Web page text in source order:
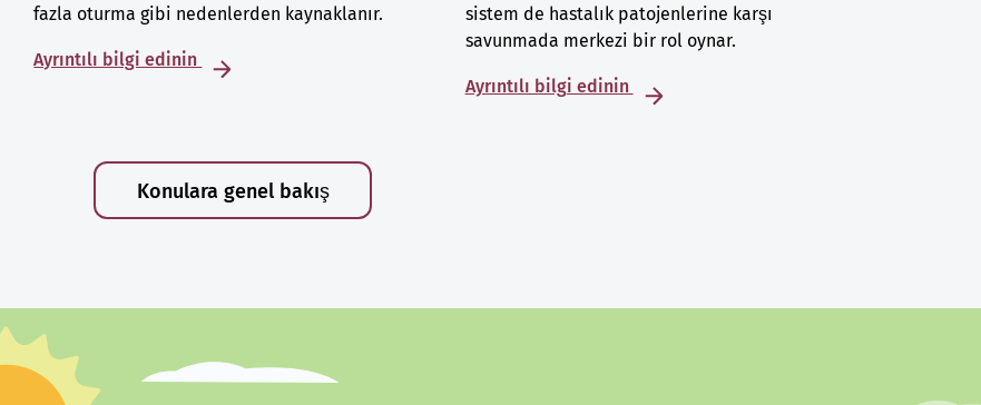
fazla oturma gibi nedenlerden kaynaklanır.
Ayrıntılı bilgi edinin
sistem de hastalık patojenlerine karşı
savunmada merkezi bir rol oynar.
Ayrıntılı bilgi edinin
Konulara genel bakış